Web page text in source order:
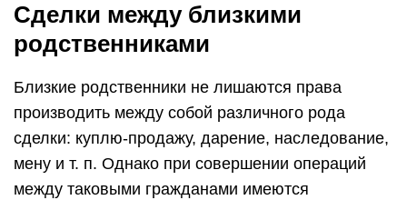
Сделки между близкими
родственниками
Близкие родственники не лишаются права
производить между собой различного рода
сделки: куплю-продажу, дарение, наследование,
мену и т. п. Однако при совершении операций
между таковыми гражданами имеются